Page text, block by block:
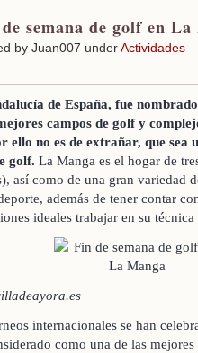
semana de golf en La
by Juan007 underActividades
de España, fue
campos de golf y
ello no es de extrañar, que sea
golf. La Manga es el hogar de
así como de una gran variedad
además de tener contar
ideales trabajar en su
internacionales se han
como una de las